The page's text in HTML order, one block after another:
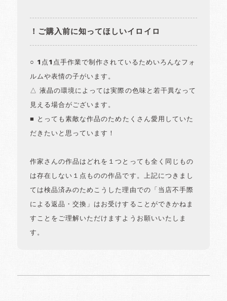
！ご購入前に知ってほしいイロイロ
○ 1点1点手作業で制作されているためいろんなフォ
ルムや表情の子がいます。
△ 液晶の環境によっては実際の色味と若干異なって
見える場合がございます。
■ とっても素敵な作品のためたくさん愛用していた
だきたいと思っています！
作家さんの作品はどれを１つとっても全く同じもの
は存在しない１点ものの作品です。上記につきまし
ては検品済みのためこうした理由での「当店不手際
による返品・交換」はお受けすることができかねま
すことをご理解いただけますようお願いいたしま
す。